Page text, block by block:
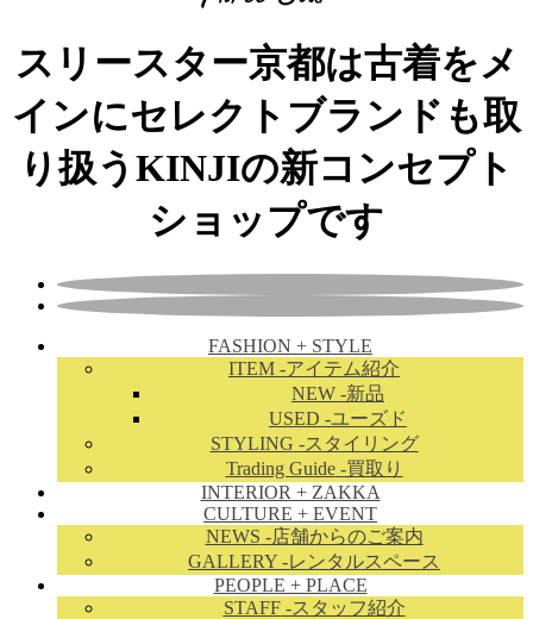
スリースター京都は古着をメ
インにセレクトブランドも取
り扱うKINJIの新コンセプト
ショップです
FASHION + STYLE
ITEM -アイテム紹介
NEW -新品
USED -ユーズド
STYLING -スタイリング
Trading Guide-買取り
INTERIOR + ZAKKA
CULTURE + EVENT
NEWS -店舗からのご案内
GALLERY -レンタルスペース
PEOPLE + PLACE
STAFF-スタッフ紹介